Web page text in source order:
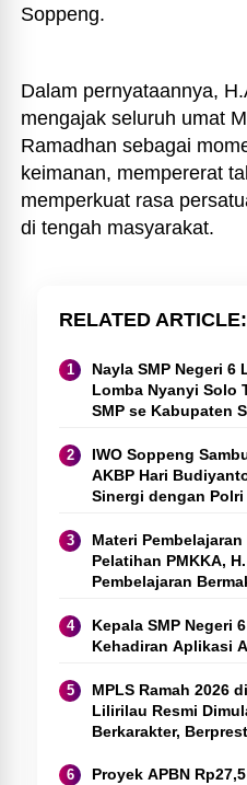
Soppeng.
Dalam pernyataannya,
mengajak seluruh umat
Ramadhan sebagai
keimanan, mempererat
memperkuat rasa
di tengah masyarakat.
RELATED ARTICLE
Nayla SMP Negeri 6
Lomba Nyanyi Solo
SMP se Kabupaten
IWO Soppeng
AKBP Hari
Sinergi dengan Polri
Materi
Pelatihan PMKKA,
Pembelajaran
Kepala SMP Negeri
Kehadiran Aplikasi
MPLS Ramah 2026
Lilirilau Resmi
Berkarakter,
Proyek APBN